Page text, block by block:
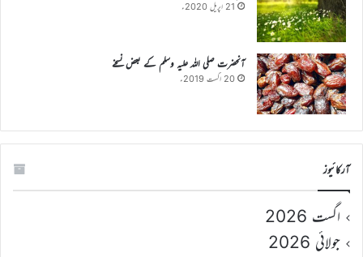
21 اپریل 2020ء
آنحضرت صلی اللہ علیہ وسلم کے بعض نسخے
20 اگست 2019ء
آرکائیوز
اگست 2026
جولائی 2026